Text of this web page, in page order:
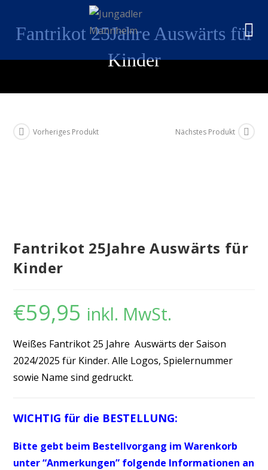
Fantrikot 25Jahre Auswärts für
Kinder
Vorheriges Produkt Nächstes Produkt
Fantrikot 25Jahre Auswärts für
Kinder
€59,95 inkl. MwSt.
Weißes Fantrikot 25 Jahre Auswärts der Saison
2024/2025 für Kinder. Alle Logos, Spielernummer
sowie Name sind gedruckt.
WICHTIG für die BESTELLUNG:
Bitte gebt beim Bestellvorgang im Warenkorb
unter “Anmerkungen” folgende Informationen an